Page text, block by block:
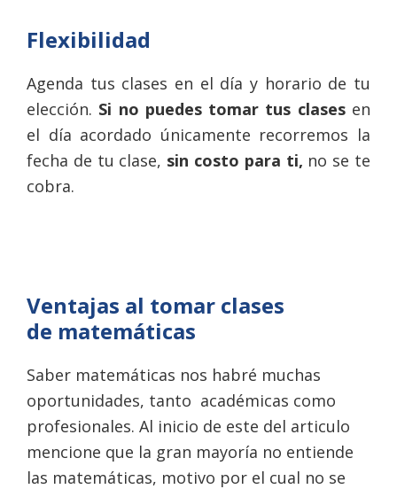
Flexibilidad
Agenda tus clases en el día y horario de tu
elección. Si no puedes tomar tus clasesen
el día acordado únicamente recorremos la
fecha de tu clase, sin costo para ti, no se te
cobra.
Ventajas al tomar clases
de matemáticas
Saber matemáticas nos habré muchas
oportunidades, tanto académicas como
profesionales. Al inicio de este del articulo
mencione que la gran mayoría no entiende
las matemáticas, motivo por el cual no se